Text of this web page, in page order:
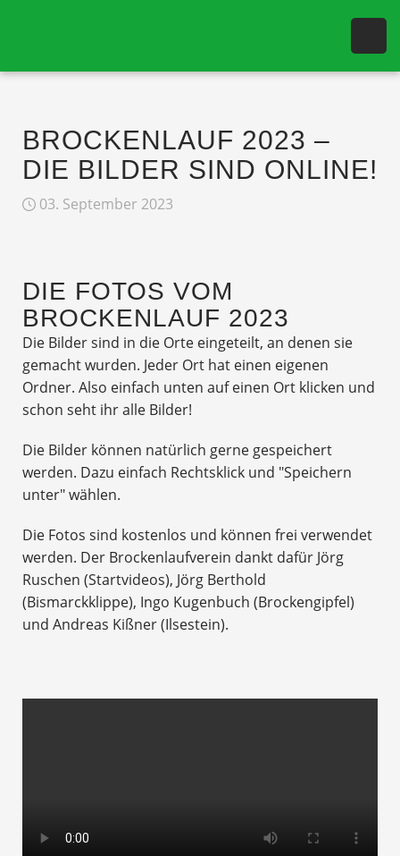
BROCKENLAUF 2023 –
DIE BILDER SIND ONLINE!
03. September 2023
DIE FOTOS VOM
BROCKENLAUF 2023
Die Bilder sind in die Orte eingeteilt, an denen sie
gemacht wurden. Jeder Ort hat einen eigenen
Ordner. Also einfach unten auf einen Ort klicken und
schon seht ihr alle Bilder!
Die Bilder können natürlich gerne gespeichert
werden. Dazu einfach Rechtsklick und "Speichern
unter" wählen.
Die Fotos sind kostenlos und können frei verwendet
werden. Der Brockenlaufverein dankt dafür Jörg
Ruschen (Startvideos), Jörg Berthold
(Bismarckklippe), Ingo Kugenbuch (Brockengipfel)
und Andreas Kißner (Ilsestein).